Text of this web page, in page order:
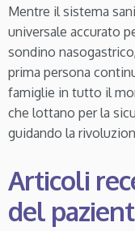
Mentre il sistema
universale accurato
sondino
prima persona
famiglie in tutto il
che lottano per la
guidando la
Articoli
del